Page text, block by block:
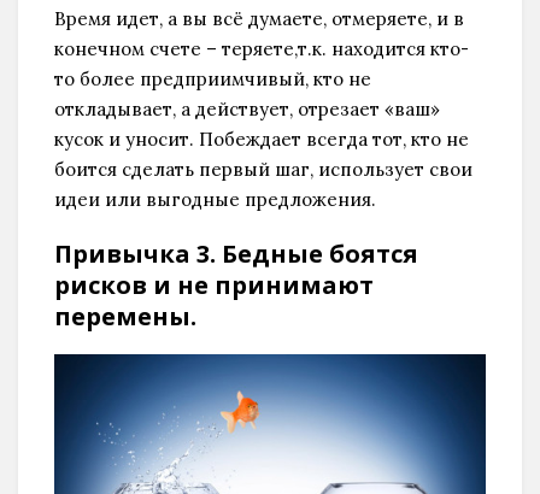
Время идет, а вы всё думаете, отмеряете, и в
конечном счете – теряете,т.к. находится кто-
то более предприимчивый, кто не
откладывает, а действует, отрезает «ваш»
кусок и уносит. Побеждает всегда тот, кто не
боится сделать первый шаг, использует свои
идеи или выгодные предложения.
Привычка 3. Бедные боятся
рисков и не принимают
перемены.